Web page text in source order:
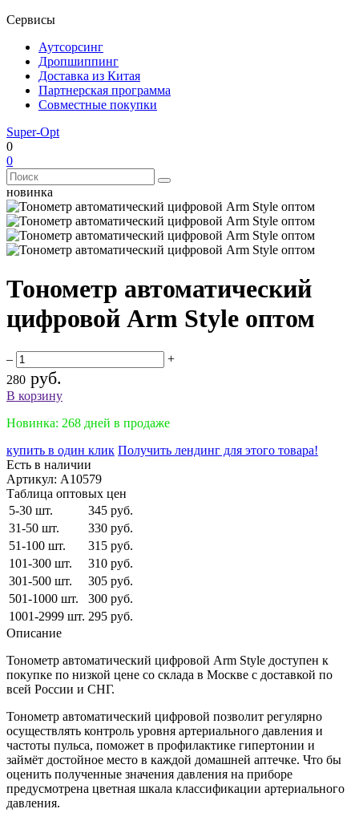
Сервисы
Аутсорсинг
Дропшиппинг
Доставка из Китая
Партнерская программа
Совместные покупки
Super-Opt
0
0
новинка
Тонометр автоматический
цифровой Arm Style оптом
–
+
280 руб.
В корзину
Новинка: 268 дней в продаже
купить в один клик Получить лендинг для этого товара!
Есть в наличии
Артикул: A10579
Таблица оптовых цен
5-30 шт.
345 руб.
31-50 шт.
330 руб.
51-100 шт.
315 руб.
101-300 шт.
310 руб.
301-500 шт.
305 руб.
501-1000 шт.
300 руб.
1001-2999 шт. 295 руб.
Описание
Тонометр автоматический цифровой Arm Style доступен к
покупке по низкой цене со склада в Москве с доставкой по
всей России и СНГ.
Тонометр автоматический цифровой позволит регулярно
осуществлять контроль уровня артериального давления и
частоты пульса, поможет в профилактике гипертонии и
займёт достойное место в каждой домашней аптечке. Что бы
оценить полученные значения давления на приборе
предусмотрена цветная шкала классификации артериального
давления.